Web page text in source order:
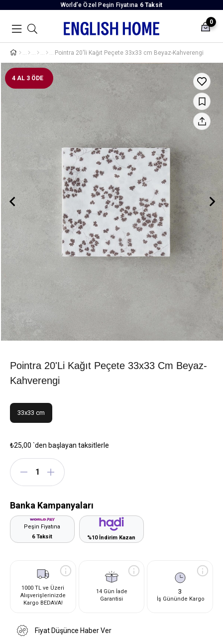
World’e Özel Peşin Fiyatına 6 Taksit
0
Pointra 20'li Kağıt Peçete 33x33 cm Beyaz-Kahverengi
4 AL 3 ÖDE
Pointra 20'li Kağıt Peçete 33x33 Cm Beyaz-
Kahverengi
33x33 cm
₺25,00 `den başlayan taksitlerle
Banka Kampanyaları
Peşin Fiyatına
6 Taksit
%10 İndirim Kazan
1000 TL ve Üzeri
Alışverişlerinizde
Kargo BEDAVA!
14 Gün İade
Garantisi
3
İş Gününde Kargo
Fiyat Düşünce Haber Ver